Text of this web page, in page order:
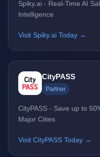
Spiky.ai - Real-Time AI
Intelligence
Visit Spiky.ai Today →
CityPASS
Partner
CityPASS - Save up to
Major Cities
Visit CityPASS Today →